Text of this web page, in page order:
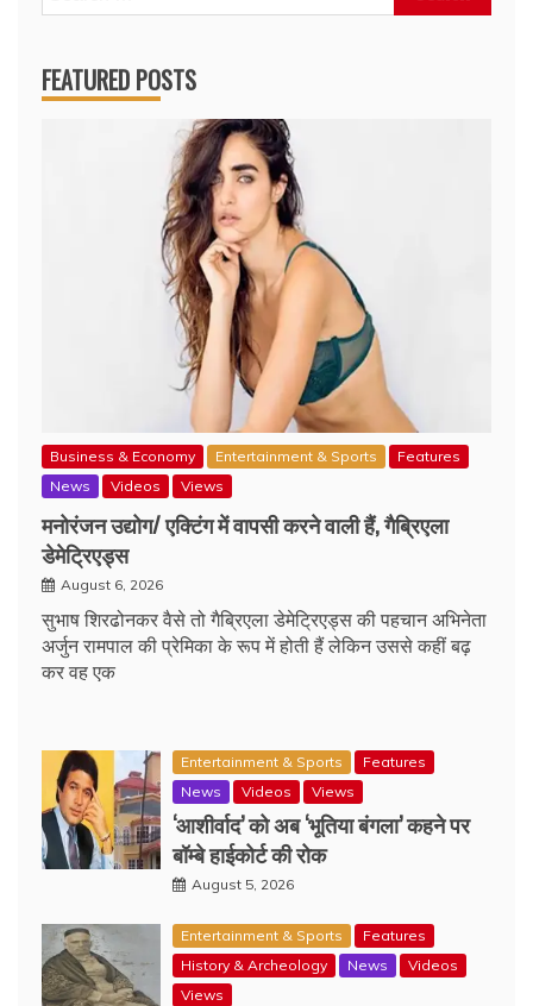
for:
FEATURED POSTS
Business & Economy Entertainment & Sports
Features
News
Videos Views
मनोरंजन उद्योग/ एक्टिंग में वापसी करने वाली हैं, गैब्रिएला
डेमेट्रिएड्स
August 6, 2026
सुभाष शिरढोनकर वैसे तो गैब्रिएला डेमेट्रिएड्स की पहचान अभिनेता
अर्जुन रामपाल की प्रेमिका के रूप में होती हैं लेकिन उससे कहीं बढ़
कर वह एक
Entertainment & Sports
Features
News
Videos Views
‘आशीर्वाद’ को अब ‘भूतिया बंगला’ कहने पर
बॉम्बे हाईकोर्ट की रोक
August 5, 2026
Entertainment & Sports
Features
History & Archeology
News
Videos
Views